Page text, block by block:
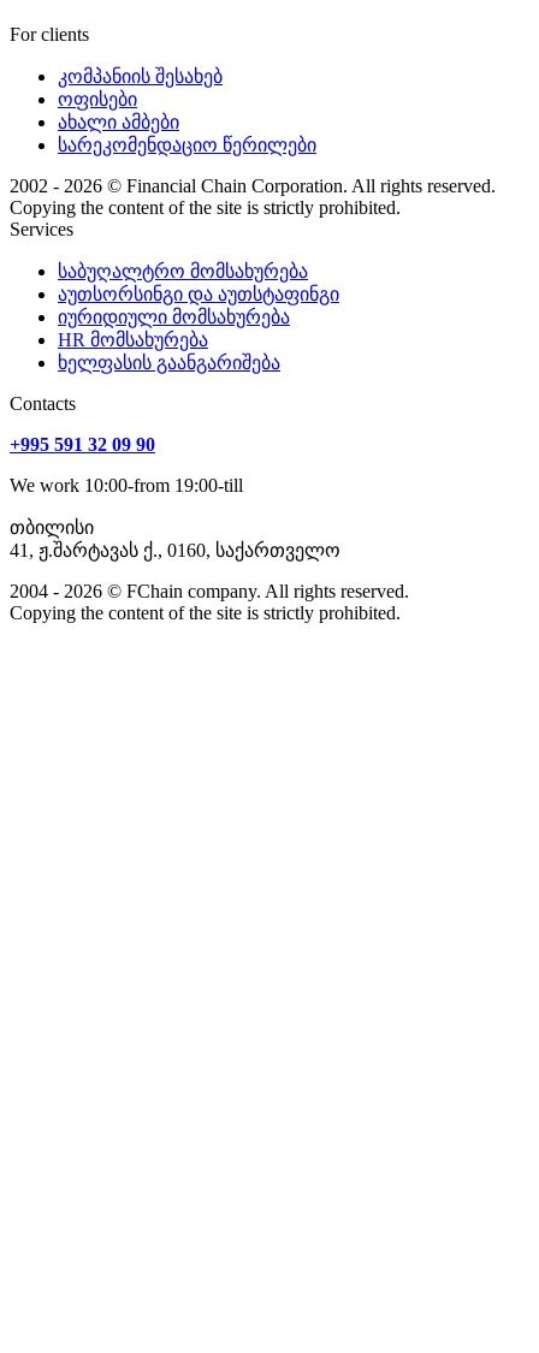
For clients
კომპანიის შესახებ
ოფისები
ახალი ამბები
სარეკომენდაციო წერილები
2002 - 2026 © Financial Chain Corporation. All rights reserved.
Copying the content of the site is strictly prohibited.
Services
საბუღალტრო მომსახურება
აუთსორსინგი და აუთსტაფინგი
იურიდიული მომსახურება
HR მომსახურება
ხელფასის გაანგარიშება
Сontacts
+995 591 32 09 90
We work 10:00-from 19:00-till
თბილისი
41, ჟ.შარტავას ქ., 0160, საქართველო
2004 - 2026 © FChain company. All rights reserved.
Copying the content of the site is strictly prohibited.